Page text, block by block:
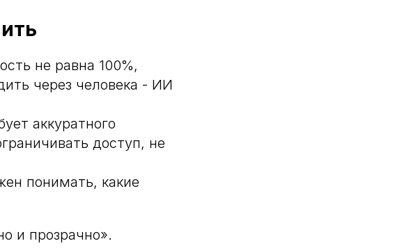
не равна 100%,
через человека - ИИ
аккуратного
доступ, не
понимать, какие
и прозрачно».